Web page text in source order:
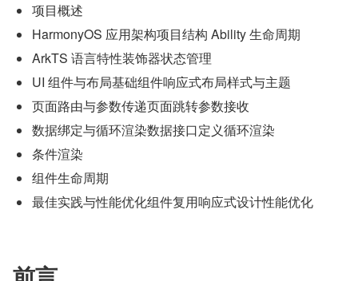
项目概述
HarmonyOS 应用架构项目结构 Ability 生命周期
ArkTS 语言特性装饰器状态管理
UI 组件与布局基础组件响应式布局样式与主题
页面路由与参数传递页面跳转参数接收
数据绑定与循环渲染数据接口定义循环渲染
条件渲染
组件生命周期
最佳实践与性能优化组件复用响应式设计性能优化